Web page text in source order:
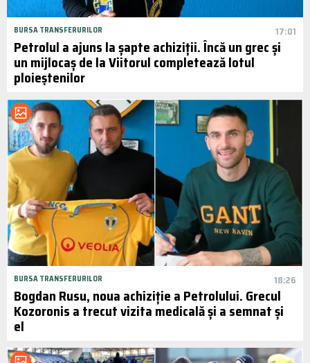
BURSA TRANSFERURILOR 17:01
Petrolul a ajuns la șapte achiziții. Încă un grec și
un mijlocaș de la Viitorul completează lotul
ploieștenilor
BURSA TRANSFERURILOR 18:26
Bogdan Rusu, noua achiziție a Petrolului. Grecul
Kozoronis a trecut vizita medicală și a semnat și
el